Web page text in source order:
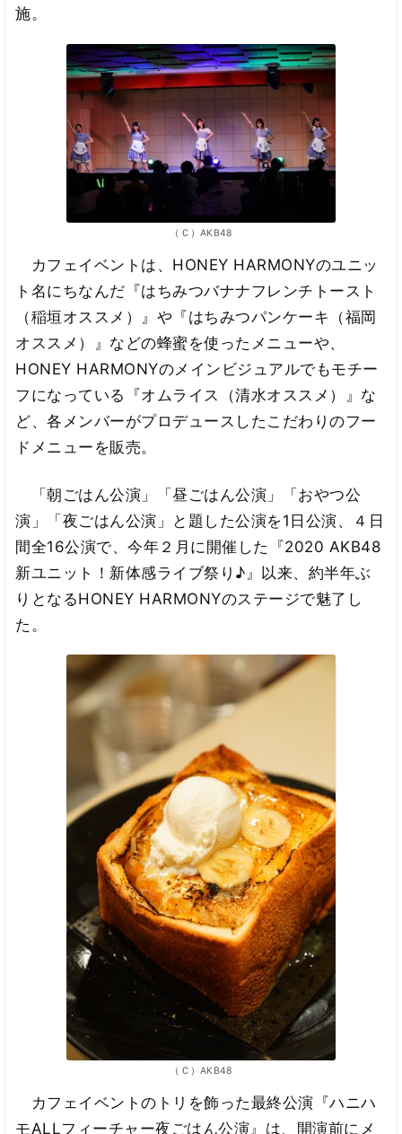
施。
（Ｃ）AKB48
カフェイベントは、HONEY HARMONYのユニッ
ト名にちなんだ『はちみつバナナフレンチトースト
（稲垣オススメ）』や『はちみつパンケーキ（福岡
オススメ）』などの蜂蜜を使ったメニューや、
HONEY HARMONYのメインビジュアルでもモチー
フになっている『オムライス（清水オススメ）』な
ど、各メンバーがプロデュースしたこだわりのフー
ドメニューを販売。
「朝ごはん公演」「昼ごはん公演」「おやつ公
演」「夜ごはん公演」と題した公演を1日公演、４日
間全16公演で、今年２月に開催した『2020 AKB48
新ユニット！新体感ライブ祭り♪』以来、約半年ぶ
りとなるHONEY HARMONYのステージで魅了し
た。
（Ｃ）AKB48
カフェイベントのトリを飾った最終公演『ハニハ
モALLフィーチャー夜ごはん公演』は、開演前にメ